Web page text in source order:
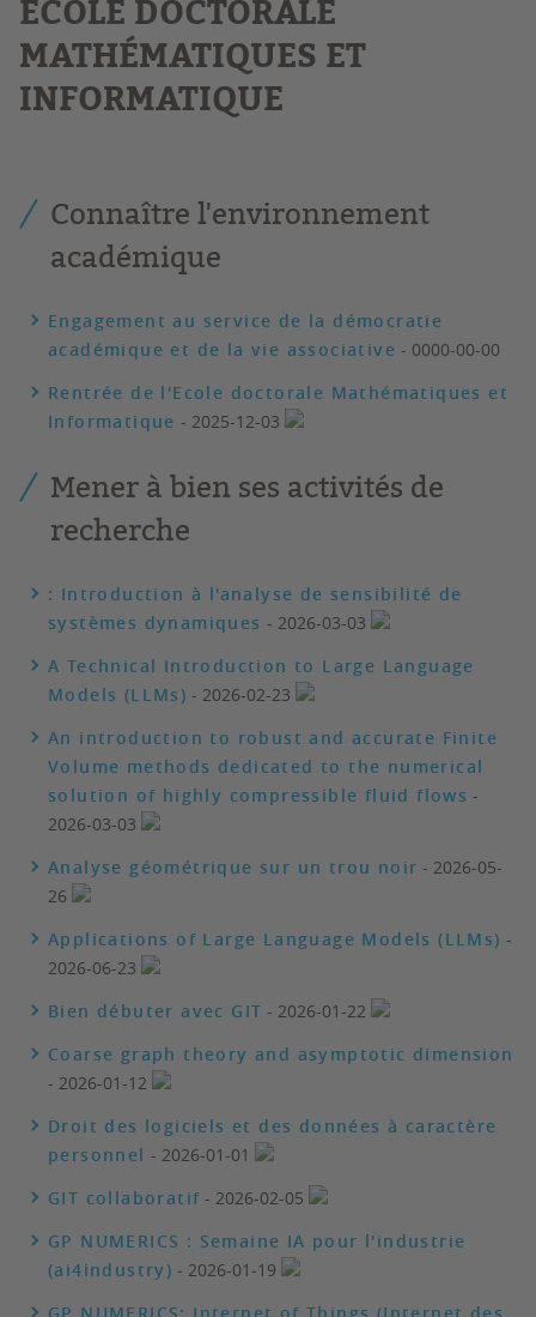
ÉCOLE DOCTORALE
MATHÉMATIQUES ET
INFORMATIQUE
Connaître l'environnement
académique
Engagement au service de la démocratie
académique et de la vie associative - 0000-00-00
Rentrée de l'Ecole doctorale Mathématiques et
Informatique - 2025-12-03
Mener à bien ses activités de
recherche
: Introduction à l'analyse de sensibilité de
systèmes dynamiques - 2026-03-03
A Technical Introduction to Large Language
Models (LLMs) - 2026-02-23
An introduction to robust and accurate Finite
Volume methods dedicated to the numerical
solution of highly compressible fluid flows -
2026-03-03
Analyse géométrique sur un trou noir - 2026-05-
26
Applications of Large Language Models (LLMs) -
2026-06-23
Bien débuter avec GIT - 2026-01-22
Coarse graph theory and asymptotic dimension
- 2026-01-12
Droit des logiciels et des données à caractère
personnel - 2026-01-01
GIT collaboratif - 2026-02-05
GP NUMERICS : Semaine IA pour l'industrie
(ai4industry) - 2026-01-19